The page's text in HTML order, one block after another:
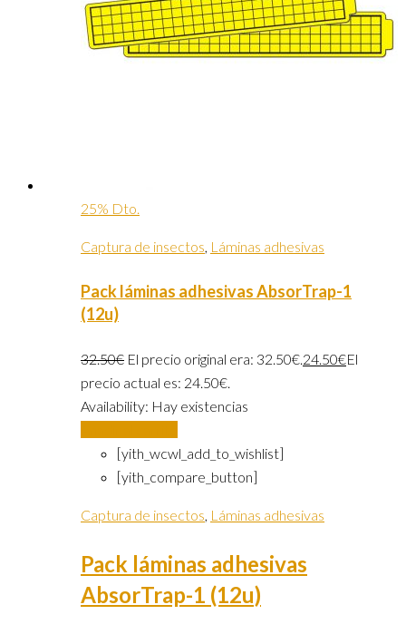
25% Dto.
Captura de insectos, Láminas adhesivas
Pack láminas adhesivas AbsorTrap-1
(12u)
32.50€ El precio original era: 32.50€.24.50€El
precio actual es: 24.50€.
Availability: Hay existencias
[yith_wcwl_add_to_wishlist]
[yith_compare_button]
Captura de insectos, Láminas adhesivas
Pack láminas adhesivas
AbsorTrap-1 (12u)